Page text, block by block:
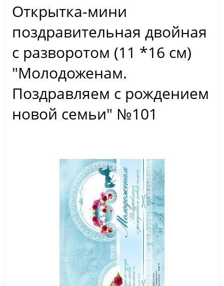
Открытка-мини
поздравительная двойная
с разворотом (11 *16 см)
"Молодоженам.
Поздравляем с рождением
новой семьи" №101